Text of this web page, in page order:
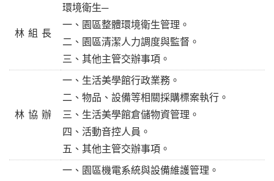
林組長
環境衛生─
一、園區整體環境衛生管理。
二、園區清潔人力調度與監督。
三、其他主管交辦事項。
林協辦
一、生活美學館行政業務。
二、物品、設備等相關採購標案執行。
三、生活美學館倉儲物資管理。
四、活動音控人員。
五、其他主管交辦事項。
一、園區機電系統與設備維護管理。